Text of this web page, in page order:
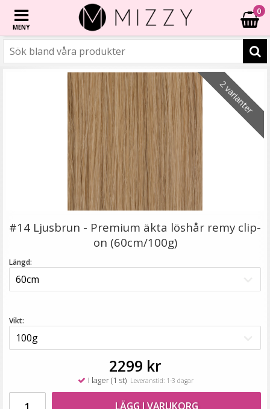
MENY
0
Microringar ca: 200st - Svarta
6 varianter
6 varianter
2 varianter
#14 Ljusbrun - Premium äkta löshår remy clip-
on (60cm/100g)
Längd:
Vikt:
2299 kr
I lager (1 st) Leveranstid: 1-3 dagar
LÄGG I VARUKORG